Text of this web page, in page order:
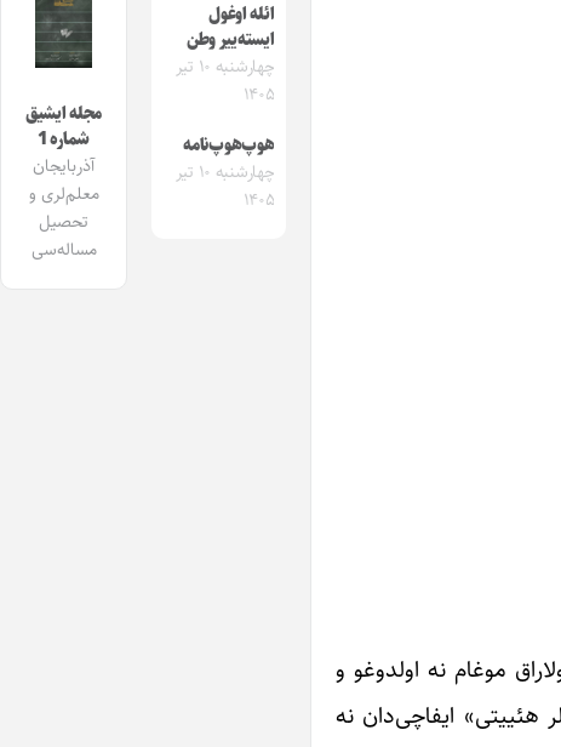
موغام نه اولدوغو و
هئییتی» ایفاچی‌دان نه
ائله اوغول
ایسته‌ییر وطن
چهارشنبه ۱۰ تیر
۱۴۰۵
هوپ‌هوپ‌نامه
چهارشنبه ۱۰ تیر
۱۴۰۵
مجله ایشیق
شماره 1
آذربایجان
معلم‌لری و
تحصیل
مساله‌سی